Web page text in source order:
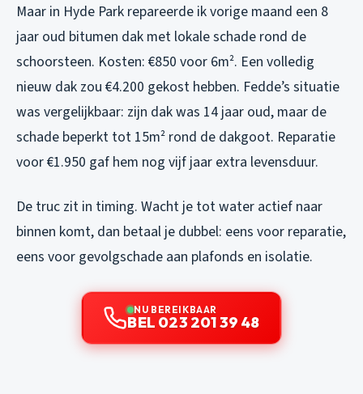
Maar in Hyde Park repareerde ik vorige maand een 8
jaar oud bitumen dak met lokale schade rond de
schoorsteen. Kosten: €850 voor 6m². Een volledig
nieuw dak zou €4.200 gekost hebben. Fedde’s situatie
was vergelijkbaar: zijn dak was 14 jaar oud, maar de
schade beperkt tot 15m² rond de dakgoot. Reparatie
voor €1.950 gaf hem nog vijf jaar extra levensduur.
De truc zit in timing. Wacht je tot water actief naar
binnen komt, dan betaal je dubbel: eens voor reparatie,
eens voor gevolgschade aan plafonds en isolatie.
NU BEREIKBAAR
BEL 023 201 39 48